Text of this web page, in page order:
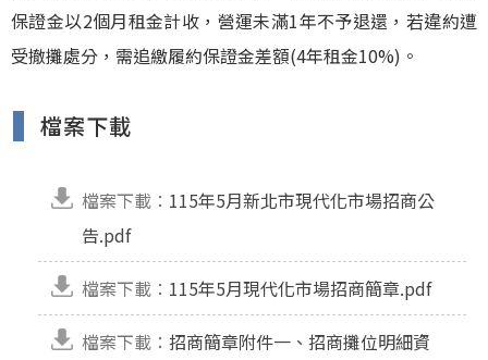
保證金以2個月租金計收，營運未滿1年不予退還，若違約遭
受撤攤處分，需追繳履約保證金差額(4年租金10%)。
檔案下載
檔案下載： 115年5月新北市現代化市場招商公
告.pdf
檔案下載： 115年5月現代化市場招商簡章.pdf
檔案下載： 招商簡章附件一、招商攤位明細資